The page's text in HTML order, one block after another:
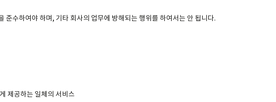
수하여야 하며, 기타 회사의 업무에 방해되는 행위를 하여서는 안 됩니다.
제공하는 일체의 서비스